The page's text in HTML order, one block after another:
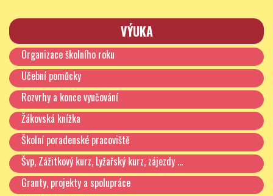
VÝUKA
Organizace školního roku
Učební pomůcky
Rozvrhy a konce vyučování
Žákovská knížka
Školní poradenské pracoviště
Švp, Zážitkový kurz, Lyžařský kurz, zájezdy …
Granty, projekty a spolupráce